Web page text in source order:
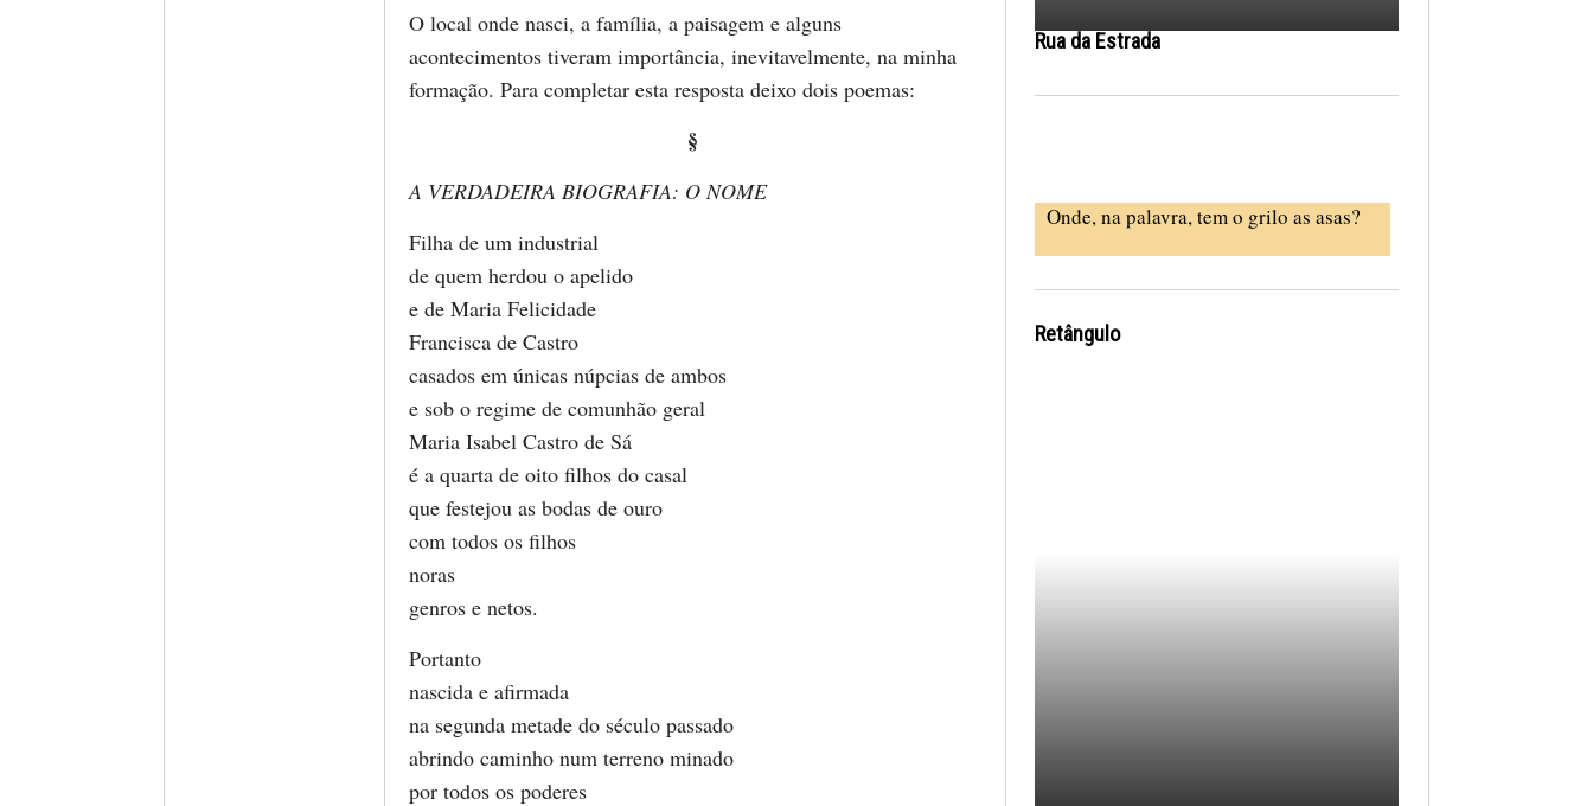
O local onde nasci, a família, a paisagem e alguns
acontecimentos tiveram importância, inevitavelmente, na minha
formação. Para completar esta resposta deixo dois poemas:
§
A VERDADEIRA BIOGRAFIA: O NOME
Filha de um industrial
de quem herdou o apelido
e de Maria Felicidade
Francisca de Castro
casados em únicas núpcias de ambos
e sob o regime de comunhão geral
Maria Isabel Castro de Sá
é a quarta de oito filhos do casal
que festejou as bodas de ouro
com todos os filhos
noras
genros e netos.
Portanto
nascida e afirmada
na segunda metade do século passado
abrindo caminho num terreno minado
por todos os poderes
Rua da Estrada
Onde, na palavra, tem o grilo as asas?
Retângulo